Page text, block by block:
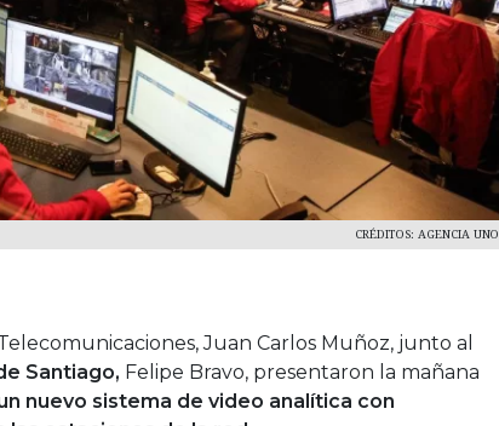
CRÉDITOS: AGENCIA UNO
Juan Carlos Muñoz, junto al
Santiago, Felipe Bravo, presentaron la mañana
nuevo sistema de video analítica con